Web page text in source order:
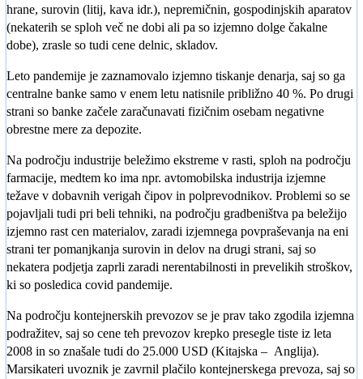
hrane, surovin (litij, kava idr.), nepremičnin, gospodinjskih aparatov
(nekaterih se sploh več ne dobi ali pa so izjemno dolge čakalne
dobe), zrasle so tudi cene delnic, skladov.
Leto pandemije je zaznamovalo izjemno tiskanje denarja, saj so ga
centralne banke samo v enem letu natisnile približno 40 %. Po drugi
strani so banke začele zaračunavati fizičnim osebam negativne
obrestne mere za depozite.
Na področju industrije beležimo ekstreme v rasti, sploh na področju
farmacije, medtem ko ima npr. avtomobilska industrija izjemne
težave v dobavnih verigah čipov in polprevodnikov. Problemi so se
pojavljali tudi pri beli tehniki, na področju gradbeništva pa beležijo
izjemno rast cen materialov, zaradi izjemnega povpraševanja na eni
strani ter pomanjkanja surovin in delov na drugi strani, saj so
nekatera podjetja zaprli zaradi nerentabilnosti in prevelikih stroškov,
ki so posledica covid pandemije.
Na področju kontejnerskih prevozov se je prav tako zgodila izjemna
podražitev, saj so cene teh prevozov krepko presegle tiste iz leta
2008 in so znašale tudi do 25.000 USD (Kitajska – Anglija).
Marsikateri uvoznik je zavrnil plačilo kontejnerskega prevoza, saj so